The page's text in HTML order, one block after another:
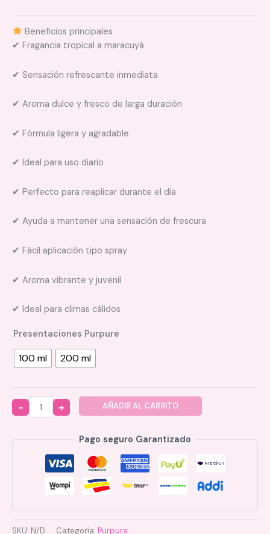
Beneficios principales
✔ Fragancia tropical a maracuyá
✔ Sensación refrescante inmediata
✔ Aroma dulce y fresco de larga duración
✔ Fórmula ligera y agradable
✔ Ideal para uso diario
✔ Perfecto para reaplicar durante el día
✔ Ayuda a mantener una sensación de frescura
✔ Fácil aplicación tipo spray
✔ Aroma vibrante y juvenil
✔ Ideal para climas cálidos
Presentaciones Purpure
100 ml 200 ml
Quantity
AÑADIR AL CARRITO
Pago seguro Garantizado
SKU: N/D Categoría: Purpure